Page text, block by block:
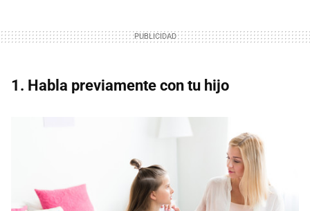
1. Habla previamente con tu hijo